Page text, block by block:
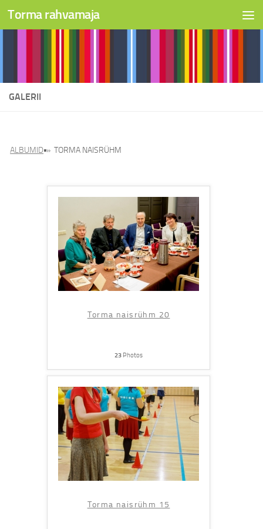
Skip to content
Torma rahvamaja
GALERII
ALBUMID » TORMA NAISRÜHM
Torma naisrühm 20
23 Photos
Torma naisrühm 15